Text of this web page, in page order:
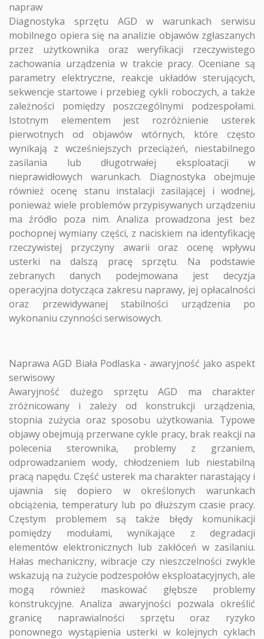
napraw
Diagnostyka sprzętu AGD w warunkach serwisu
mobilnego opiera się na analizie objawów zgłaszanych
przez użytkownika oraz weryfikacji rzeczywistego
zachowania urządzenia w trakcie pracy. Oceniane są
parametry elektryczne, reakcje układów sterujących,
sekwencje startowe i przebieg cykli roboczych, a także
zależności pomiędzy poszczególnymi podzespołami.
Istotnym elementem jest rozróżnienie usterek
pierwotnych od objawów wtórnych, które często
wynikają z wcześniejszych przeciążeń, niestabilnego
zasilania lub długotrwałej eksploatacji w
nieprawidłowych warunkach. Diagnostyka obejmuje
również ocenę stanu instalacji zasilającej i wodnej,
ponieważ wiele problemów przypisywanych urządzeniu
ma źródło poza nim. Analiza prowadzona jest bez
pochopnej wymiany części, z naciskiem na identyfikację
rzeczywistej przyczyny awarii oraz ocenę wpływu
usterki na dalszą pracę sprzętu. Na podstawie
zebranych danych podejmowana jest decyzja
operacyjna dotycząca zakresu naprawy, jej opłacalności
oraz przewidywanej stabilności urządzenia po
wykonaniu czynności serwisowych.
Naprawa AGD Biała Podlaska - awaryjność jako aspekt
serwisowy
Awaryjność dużego sprzętu AGD ma charakter
zróżnicowany i zależy od konstrukcji urządzenia,
stopnia zużycia oraz sposobu użytkowania. Typowe
objawy obejmują przerwane cykle pracy, brak reakcji na
polecenia sterownika, problemy z grzaniem,
odprowadzaniem wody, chłodzeniem lub niestabilną
pracą napędu. Część usterek ma charakter narastający i
ujawnia się dopiero w określonych warunkach
obciążenia, temperatury lub po dłuższym czasie pracy.
Częstym problemem są także błędy komunikacji
pomiędzy modułami, wynikające z degradacji
elementów elektronicznych lub zakłóceń w zasilaniu.
Hałas mechaniczny, wibracje czy nieszczelności zwykle
wskazują na zużycie podzespołów eksploatacyjnych, ale
mogą również maskować głębsze problemy
konstrukcyjne. Analiza awaryjności pozwala określić
granicę naprawialności sprzętu oraz ryzyko
ponownego wystąpienia usterki w kolejnych cyklach